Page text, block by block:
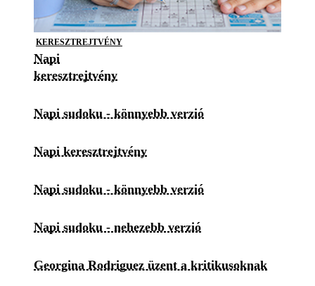
KERESZTREJTVÉNY
Napi
keresztrejtvény
Napi sudoku - könnyebb verzió
Napi keresztrejtvény
Napi sudoku - könnyebb verzió
Napi sudoku - nehezebb verzió
Georgina Rodriguez üzent a kritikusoknak